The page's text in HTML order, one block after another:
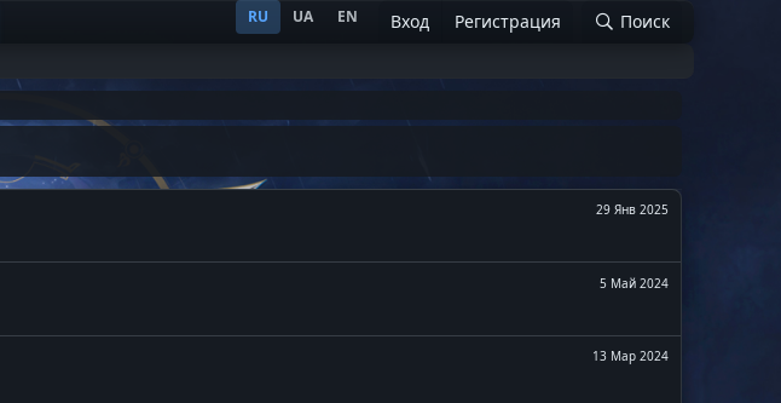
RU UA EN Вход Регистрация Поиск
29 Янв 2025
5 Май 2024
13 Мар 2024